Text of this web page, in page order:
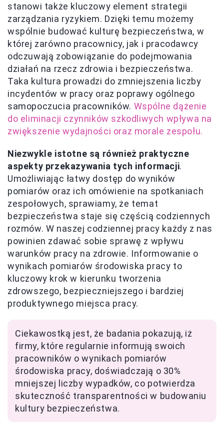
stanowi także kluczowy element strategii
zarządzania ryzykiem. Dzięki temu możemy
wspólnie budować kulturę bezpieczeństwa, w
której zarówno pracownicy, jak i pracodawcy
odczuwają zobowiązanie do podejmowania
działań na rzecz zdrowia i bezpieczeństwa.
Taka kultura prowadzi do zmniejszenia liczby
incydentów w pracy oraz poprawy ogólnego
samopoczucia pracowników. Wspólne dążenie
do eliminacji czynników szkodliwych wpływa na
zwiększenie wydajności oraz morale zespołu.
Niezwykle istotne są również praktyczne
aspekty przekazywania tych informacji.
Umożliwiając łatwy dostęp do wyników
pomiarów oraz ich omówienie na spotkaniach
zespołowych, sprawiamy, że temat
bezpieczeństwa staje się częścią codziennych
rozmów. W naszej codziennej pracy każdy z nas
powinien zdawać sobie sprawę z wpływu
warunków pracy na zdrowie. Informowanie o
wynikach pomiarów środowiska pracy to
kluczowy krok w kierunku tworzenia
zdrowszego, bezpieczniejszego i bardziej
produktywnego miejsca pracy.
Ciekawostką jest, że badania pokazują, iż
firmy, które regularnie informują swoich
pracowników o wynikach pomiarów
środowiska pracy, doświadczają o 30%
mniejszej liczby wypadków, co potwierdza
skuteczność transparentności w budowaniu
kultury bezpieczeństwa.